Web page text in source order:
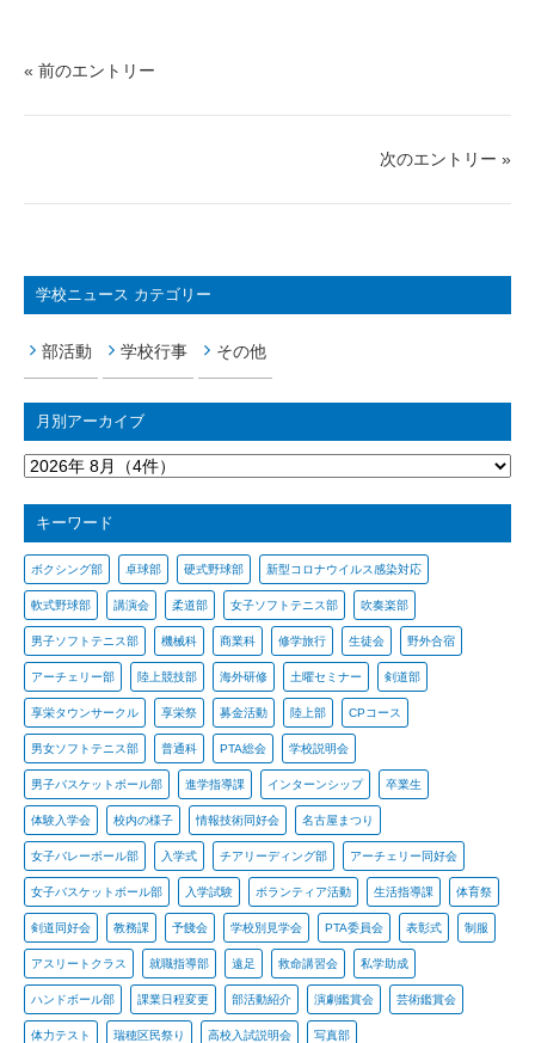
« 前のエントリー
次のエントリー »
学校ニュース カテゴリー
部活動 学校行事 その他
月別アーカイブ
キーワード
ボクシング部 卓球部 硬式野球部 新型コロナウイルス感染対応
軟式野球部 講演会 柔道部 女子ソフトテニス部 吹奏楽部
男子ソフトテニス部 機械科 商業科 修学旅行 生徒会 野外合宿
アーチェリー部 陸上競技部 海外研修 土曜セミナー 剣道部
享栄タウンサークル 享栄祭 募金活動 陸上部 CPコース
男女ソフトテニス部 普通科 PTA総会 学校説明会
男子バスケットボール部 進学指導課 インターンシップ 卒業生
体験入学会 校内の様子 情報技術同好会 名古屋まつり
女子バレーボール部 入学式 チアリーディング部 アーチェリー同好会
女子バスケットボール部 入学試験 ボランティア活動 生活指導課 体育祭
剣道同好会 教務課 予餞会 学校別見学会 PTA委員会 表彰式 制服
アスリートクラス 就職指導部 遠足 救命講習会 私学助成
ハンドボール部 課業日程変更 部活動紹介 演劇鑑賞会 芸術鑑賞会
体力テスト 瑞穂区民祭り 高校入試説明会 写真部